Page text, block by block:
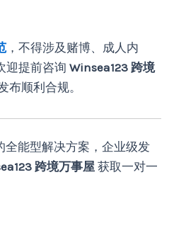
，不得涉及赌博、成人内
迎提前咨询 Winsea123 跨境
布顺利合规。
全能型解决方案，企业级发
跨境万事屋 获取一对一